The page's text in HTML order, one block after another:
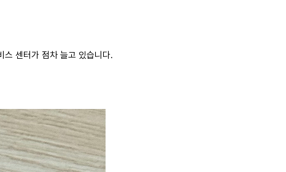
스 센터가 점차 늘고 있습니다.